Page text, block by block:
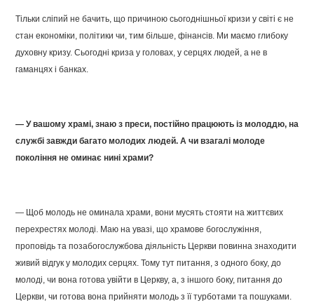
Тільки сліпий не бачить, що причиною сьогоднішньої кризи у світі є не
стан економіки, політики чи, тим більше, фінансів. Ми маємо глибоку
духовну кризу. Сьогодні криза у головах, у серцях людей, а не в
гаманцях і банках.
— У вашому храмі, знаю з преси, постійно працюють із молоддю, на
службі завжди багато молодих людей. А чи взагалі молоде
покоління не оминає нині храми?
— Щоб молодь не оминала храми, вони мусять стояти на життєвих
перехрестях молоді. Маю на увазі, що храмове богослужіння,
проповідь та позабогослужбова діяльність Церкви повинна знаходити
живий відгук у молодих серцях. Тому тут питання, з одного боку, до
молоді, чи вона готова увійти в Церкву, а, з іншого боку, питання до
Церкви, чи готова вона прийняти молодь з її турботами та пошуками.